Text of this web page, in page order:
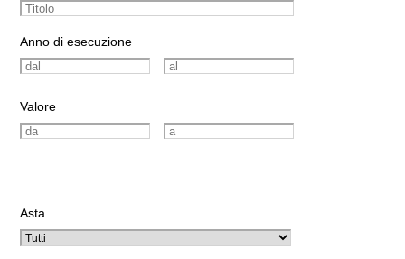
Anno di esecuzione
Valore
Asta